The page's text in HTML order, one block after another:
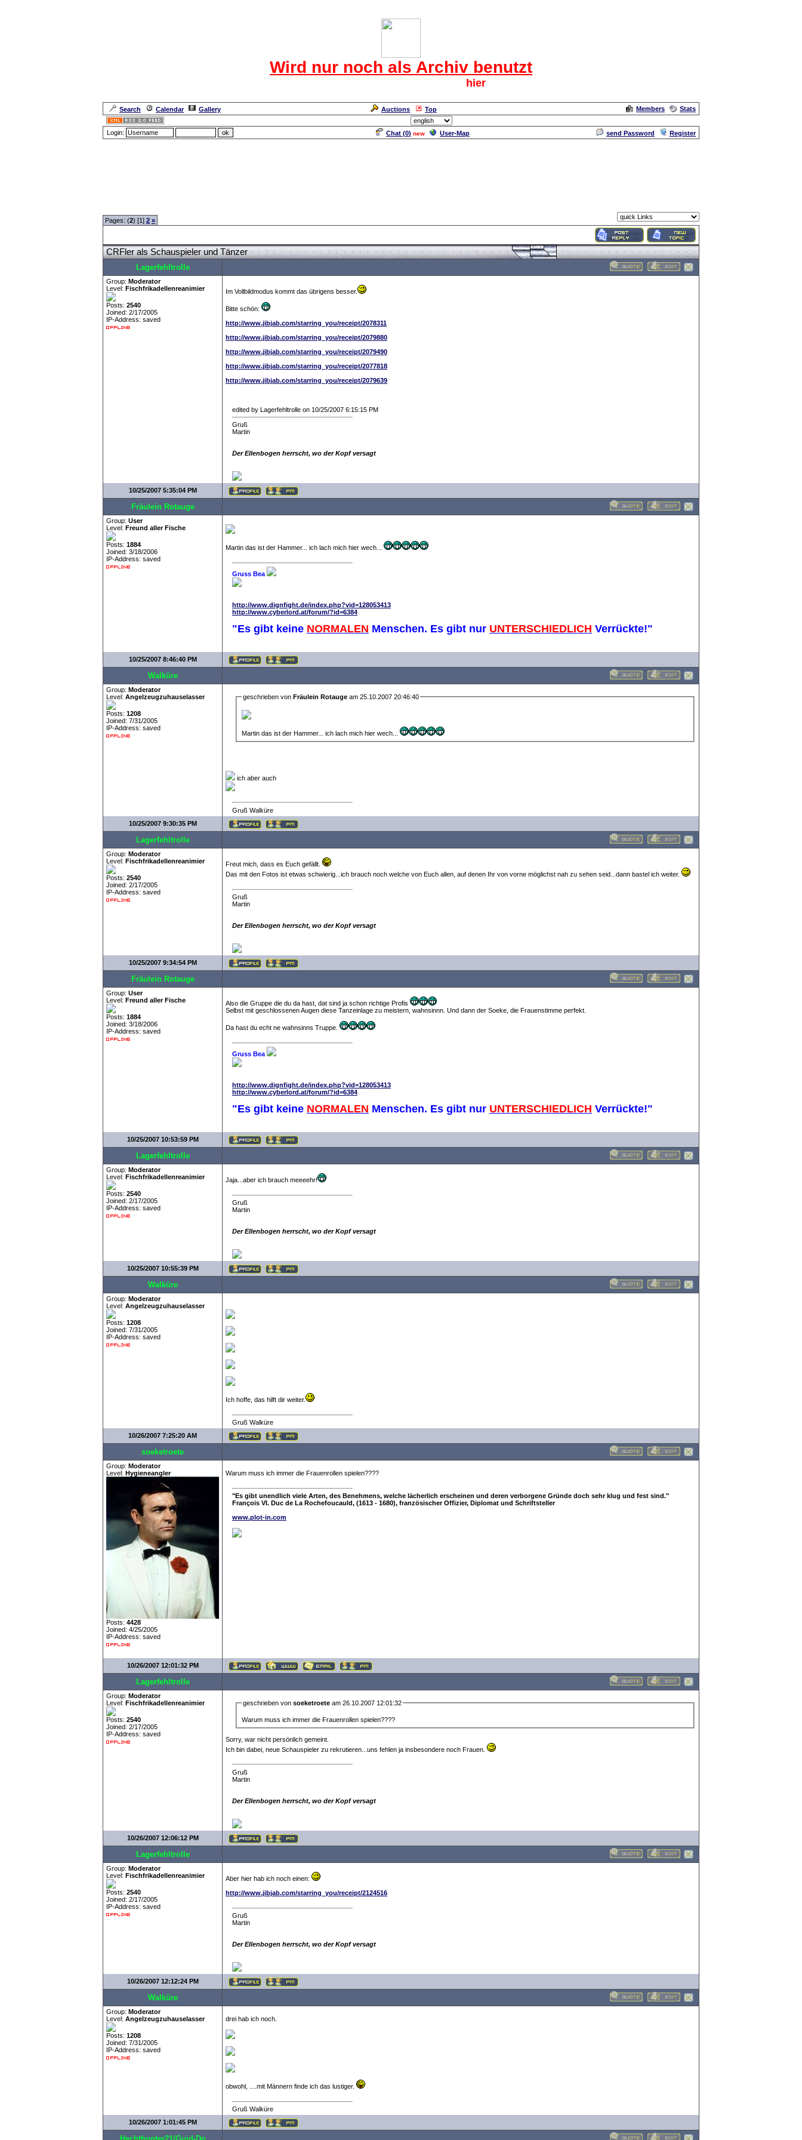
Wird nur noch als Archiv benutzt
hierweiter.
Search Calendar Gallery Auctions Top Members
Stats
Login:
Chat (0) new User-Map send Password Register
Pages: (2) [1] 2 »
CRFler als Schauspieler und Tänzer
Lagerfehltrolle
Group: Moderator
Level: Fischfrikadellenreanimier
Posts: 2540
Joined: 2/17/2005
IP-Address: saved
Im Vollbildmodus kommt das übrigens besser.
Bitte schön:
http://www.jibjab.com/starring_you/receipt/2078311
http://www.jibjab.com/starring_you/receipt/2079880
http://www.jibjab.com/starring_you/receipt/2079490
http://www.jibjab.com/starring_you/receipt/2077818
http://www.jibjab.com/starring_you/receipt/2079639
edited by Lagerfehltrolle on 10/25/2007 6:15:15 PM
Gruß
Martin
Der Ellenbogen herrscht, wo der Kopf versagt
10/25/2007 5:35:04 PM
Fräulein Rotauge
Group: User
Level: Freund aller Fische
Posts: 1884
Joined: 3/18/2006
IP-Address: saved
Martin das ist der Hammer... ich lach mich hier wech...
Gruss Bea
http://www.dignfight.de/index.php?vid=128053413
http://www.cyberlord.at/forum/?id=6384
"Es gibt keine NORMALEN Menschen. Es gibt nur UNTERSCHIEDLICH Verrückte!"
10/25/2007 8:46:40 PM
Walküre
Group: Moderator
Level: Angelzeugzuhauselasser
Posts: 1208
Joined: 7/31/2005
IP-Address: saved
geschrieben vonFräulein Rotauge am 25.10.2007 20:46:40
Martin das ist der Hammer... ich lach mich hier wech...
ich aber auch
Gruß Walküre
10/25/2007 9:30:35 PM
Lagerfehltrolle
Group: Moderator
Level: Fischfrikadellenreanimier
Posts: 2540
Joined: 2/17/2005
IP-Address: saved
Freut mich, dass es Euch gefällt.
Das mit den Fotos ist etwas schwierig...ich brauch noch welche von Euch allen, auf denen Ihr von vorne möglichst nah zu sehen seid...dann bastel ich weiter.
Gruß
Martin
Der Ellenbogen herrscht, wo der Kopf versagt
10/25/2007 9:34:54 PM
Fräulein Rotauge
Group: User
Level: Freund aller Fische
Posts: 1884
Joined: 3/18/2006
IP-Address: saved
Also die Gruppe die du da hast, dat sind ja schon richtige Profis
Selbst mit geschlossenen Augen diese Tanzeinlage zu meistern, wahnsinnn. Und dann der Soeke, die Frauenstimme perfekt.
Da hast du echt ne wahnsinns Truppe.
Gruss Bea
http://www.dignfight.de/index.php?vid=128053413
http://www.cyberlord.at/forum/?id=6384
"Es gibt keine NORMALEN Menschen. Es gibt nur UNTERSCHIEDLICH Verrückte!"
10/25/2007 10:53:59 PM
Lagerfehltrolle
Group: Moderator
Level: Fischfrikadellenreanimier
Posts: 2540
Joined: 2/17/2005
IP-Address: saved
Jaja...aber ich brauch meeeehr!
Gruß
Martin
Der Ellenbogen herrscht, wo der Kopf versagt
10/25/2007 10:55:39 PM
Walküre
Group: Moderator
Level: Angelzeugzuhauselasser
Posts: 1208
Joined: 7/31/2005
IP-Address: saved
Ich hoffe, das hilft dir weiter.
Gruß Walküre
10/26/2007 7:25:20 AM
soeketroete
Group: Moderator
Level: Hygieneangler
Posts: 4428
Joined: 4/25/2005
IP-Address: saved
Warum muss ich immer die Frauenrollen spielen????
"Es gibt unendlich viele Arten, des Benehmens, welche lächerlich erscheinen und deren verborgene Gründe doch sehr klug und fest sind."
François VI. Duc de La Rochefoucauld, (1613 - 1680), französischer Offizier, Diplomat und Schriftsteller
www.plot-in.com
10/26/2007 12:01:32 PM
Lagerfehltrolle
Group: Moderator
Level: Fischfrikadellenreanimier
Posts: 2540
Joined: 2/17/2005
IP-Address: saved
geschrieben vonsoeketroete am 26.10.2007 12:01:32
Warum muss ich immer die Frauenrollen spielen????
Sorry, war nicht persönlich gemeint.
Ich bin dabei, neue Schauspieler zu rekrutieren...uns fehlen ja insbesondere noch Frauen.
Gruß
Martin
Der Ellenbogen herrscht, wo der Kopf versagt
10/26/2007 12:06:12 PM
Lagerfehltrolle
Group: Moderator
Level: Fischfrikadellenreanimier
Posts: 2540
Joined: 2/17/2005
IP-Address: saved
Aber hier hab ich noch einen:
http://www.jibjab.com/starring_you/receipt/2124516
Gruß
Martin
Der Ellenbogen herrscht, wo der Kopf versagt
10/26/2007 12:12:24 PM
Walküre
Group: Moderator
Level: Angelzeugzuhauselasser
Posts: 1208
Joined: 7/31/2005
IP-Address: saved
drei hab ich noch.
obwohl, ....mit Männern finde ich das lustiger.
Gruß Walküre
10/26/2007 1:01:45 PM